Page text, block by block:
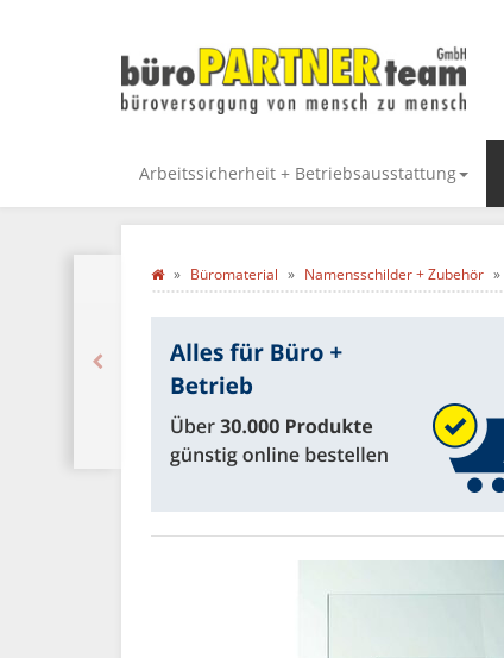
Arbeitssicherheit + Betriebsausstattung
Büromaterial Namensschilder + Zubehör